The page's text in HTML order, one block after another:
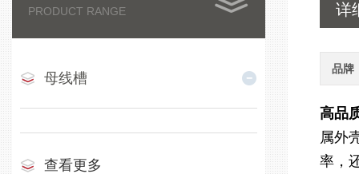
PRODUCT RANGE
母线槽
查看更多
详
品牌
高品
属外
率，